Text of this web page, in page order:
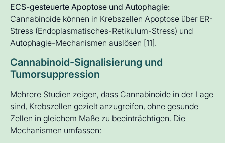
ECS-gesteuerte Apoptose und Autophagie:
Cannabinoide können in Krebszellen Apoptose über ER-
Stress (Endoplasmatisches-Retikulum-Stress) und
Autophagie-Mechanismen auslösen [11].
Cannabinoid-Signalisierung und
Tumorsuppression
Mehrere Studien zeigen, dass Cannabinoide in der Lage
sind, Krebszellen gezielt anzugreifen, ohne gesunde
Zellen in gleichem Maße zu beeinträchtigen. Die
Mechanismen umfassen: